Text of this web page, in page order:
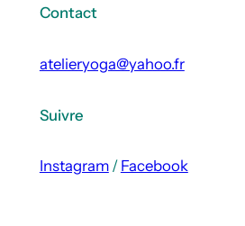
Contact
atelieryoga@yahoo.fr
Suivre
Instagram/ Facebook